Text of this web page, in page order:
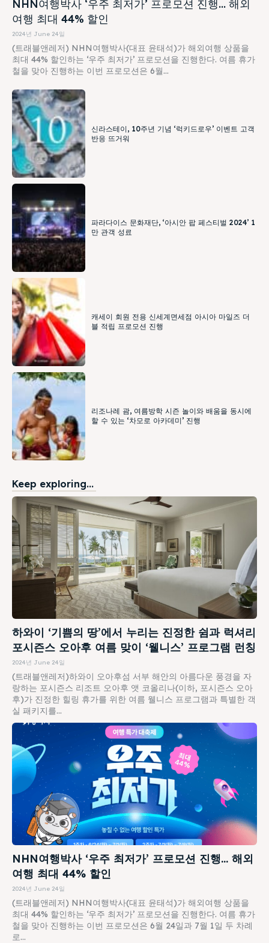
NHN여행박사 ‘우주 최저가’ 프로모션 진행… 해외
여행 최대 44% 할인
2024년 June 24일
(트래블앤레저) NHN여행박사(대표 윤태석)가 해외여행 상품을
최대 44% 할인하는 ‘우주 최저가’ 프로모션을 진행한다. 여름 휴가
철을 맞아 진행하는 이번 프로모션은 6월...
신라스테이, 10주년 기념 ‘럭키드로우’ 이벤트 고객
반응 뜨거워
파라다이스 문화재단, ‘아시안 팝 페스티벌 2024’ 1
만 관객 성료
캐세이 회원 전용 신세계면세점 아시아 마일즈 더
블 적립 프로모션 진행
리조나레 괌, 여름방학 시즌 놀이와 배움을 동시에
할 수 있는 ‘차모로 아카데미’ 진행
Keep exploring...
하와이 ‘기쁨의 땅’에서 누리는 진정한 쉼과 럭셔리
포시즌스 오아후 여름 맞이 ‘웰니스’ 프로그램 런칭
2024년 June 24일
(트래블앤레저)하와이 오아후섬 서부 해안의 아름다운 풍경을 자
랑하는 포시즌스 리조트 오아후 앳 코올리나(이하, 포시즌스 오아
후)가 진정한 힐링 휴가를 위한 여름 웰니스 프로그램과 특별한 객
실 패키지를...
NHN여행박사 ‘우주 최저가’ 프로모션 진행… 해외
여행 최대 44% 할인
2024년 June 24일
(트래블앤레저) NHN여행박사(대표 윤태석)가 해외여행 상품을
최대 44% 할인하는 ‘우주 최저가’ 프로모션을 진행한다. 여름 휴가
철을 맞아 진행하는 이번 프로모션은 6월 24일과 7월 1일 두 차례
로...